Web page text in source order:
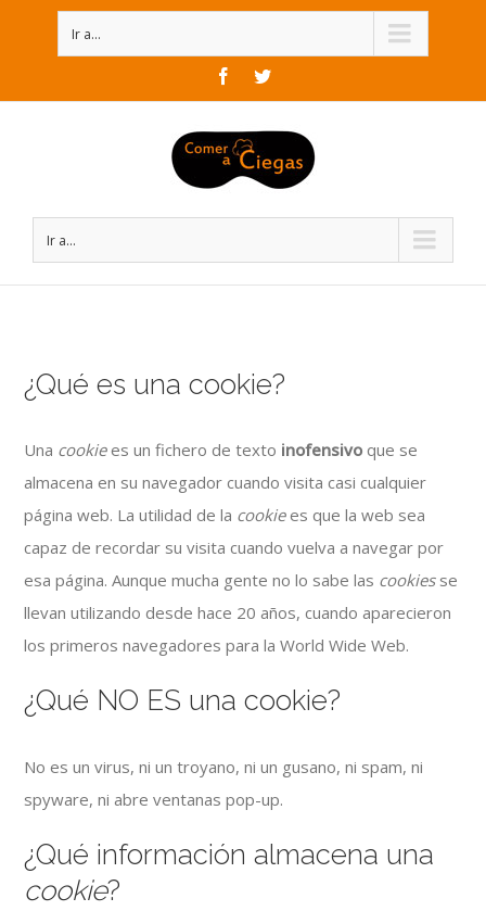
Ir a...
FacebookTwitter
Ir a...
¿Qué es una cookie?
Una cookiees un fichero de texto inofensivo que se
almacena en su navegador cuando visita casi cualquier
página web. La utilidad de la cookiees que la web sea
capaz de recordar su visita cuando vuelva a navegar por
esa página. Aunque mucha gente no lo sabe las cookiesse
llevan utilizando desde hace 20 años, cuando aparecieron
los primeros navegadores para la World Wide Web.
¿Qué NO ES una cookie?
No es un virus, ni un troyano, ni un gusano, ni spam, ni
spyware, ni abre ventanas pop-up.
¿Qué información almacena una
cookie?